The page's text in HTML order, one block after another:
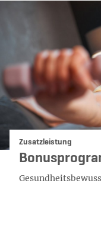
Kategorie:
Zusatzleistung